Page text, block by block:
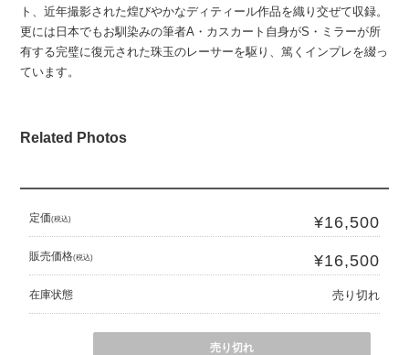
ト、近年撮影された煌びやかなディティール作品を織り交ぜて収録。
更には日本でもお馴染みの筆者A・カスカート自身がS・ミラーが所
有する完璧に復元された珠玉のレーサーを駆り、篤くインプレを綴っ
ています。
Related Photos
定価(税込) ¥16,500
販売価格(税込) ¥16,500
在庫状態 売り切れ
売り切れ